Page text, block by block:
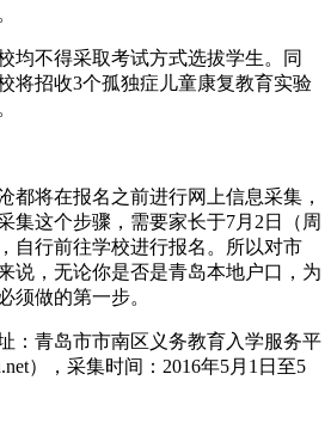
均不得采取考试方式选拔学生。同
将招收3个孤独症儿童康复教育实验
将在报名之前进行网上信息采集，
集这个步骤，需要家长于7月2日（周
自行前往学校进行报名。所以对市
说，无论你是否是青岛本地户口，为
须做的第一步。
：青岛市市南区义务教育入学服务平
），采集时间：2016年5月1日至5